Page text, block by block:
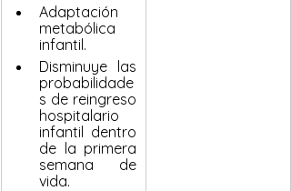
Adaptación
metabólica
infantil.
Disminuye las
probabilidade
s de reingreso
hospitalario
infantil dentro
de la primera
semana de
vida.